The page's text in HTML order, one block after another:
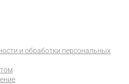
и обработки персональных